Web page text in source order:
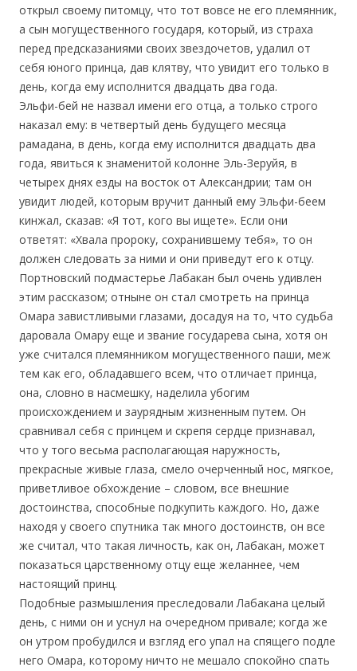
открыл своему питомцу, что тот вовсе не его племянник,
а сын могущественного государя, который, из страха
перед предсказаниями своих звездочетов, удалил от
себя юного принца, дав клятву, что увидит его только в
день, когда ему исполнится двадцать два года.
Эльфи-бей не назвал имени его отца, а только строго
наказал ему: в четвертый день будущего месяца
рамадана, в день, когда ему исполнится двадцать два
года, явиться к знаменитой колонне Эль-Зеруйя, в
четырех днях езды на восток от Александрии; там он
увидит людей, которым вручит данный ему Эльфи-беем
кинжал, сказав: «Я тот, кого вы ищете». Если они
ответят: «Хвала пророку, сохранившему тебя», то он
должен следовать за ними и они приведут его к отцу.
Портновский подмастерье Лабакан был очень удивлен
этим рассказом; отныне он стал смотреть на принца
Омара завистливыми глазами, досадуя на то, что судьба
даровала Омару еще и звание государева сына, хотя он
уже считался племянником могущественного паши, меж
тем как его, обладавшего всем, что отличает принца,
она, словно в насмешку, наделила убогим
происхождением и заурядным жизненным путем. Он
сравнивал себя с принцем и скрепя сердце признавал,
что у того весьма располагающая наружность,
прекрасные живые глаза, смело очерченный нос, мягкое,
приветливое обхождение – словом, все внешние
достоинства, способные подкупить каждого. Но, даже
находя у своего спутника так много достоинств, он все
же считал, что такая личность, как он, Лабакан, может
показаться царственному отцу еще желаннее, чем
настоящий принц.
Подобные размышления преследовали Лабакана целый
день, с ними он и уснул на очередном привале; когда же
он утром пробудился и взгляд его упал на спящего подле
него Омара, которому ничто не мешало спокойно спать